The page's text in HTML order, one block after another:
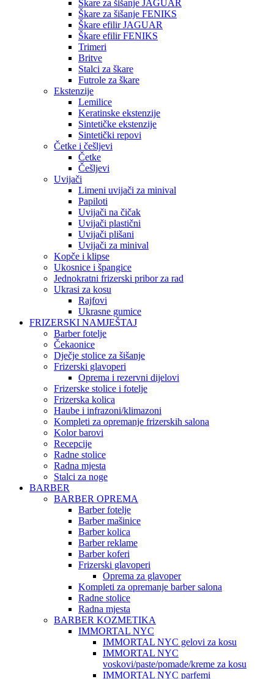
Škare za šišanje JAGUAR
Škare za šišanje FENIKS
Škare efilir JAGUAR
Škare efilir FENIKS
Trimeri
Britve
Stalci za škare
Futrole za škare
Ekstenzije
Lemilice
Keratinske ekstenzije
Sintetičke ekstenzije
Sintetički repovi
Četke i češljevi
Četke
Češljevi
Uvijači
Limeni uvijači za minival
Papiloti
Uvijači na čičak
Uvijači plastični
Uvijači plišani
Uvijači za minival
Kopče i klipse
Ukosnice i špangice
Jednokratni frizerski pribor za rad
Ukrasi za kosu
Rajfovi
Ukrasne gumice
FRIZERSKI NAMJEŠTAJ
Barber fotelje
Čekaonice
Dječje stolice za šišanje
Frizerski glavoperi
Oprema i rezervni dijelovi
Frizerske stolice i fotelje
Frizerska kolica
Haube i infrazoni/klimazoni
Kompleti za opremanje frizerskih salona
Kolor barovi
Recepcije
Radne stolice
Radna mjesta
Stalci za noge
BARBER
BARBER OPREMA
Barber fotelje
Barber mašinice
Barber kolica
Barber reklame
Barber koferi
Frizerski glavoperi
Oprema za glavoper
Kompleti za opremanje barber salona
Radne stolice
Radna mjesta
BARBER KOZMETIKA
IMMORTAL NYC
IMMORTAL NYC gelovi za kosu
IMMORTAL NYC
voskovi/paste/pomade/kreme za kosu
IMMORTAL NYC parfemi